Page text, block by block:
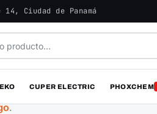
Ciudad de Panamá
CUPER ELECTRIC PHOXCHEM
.